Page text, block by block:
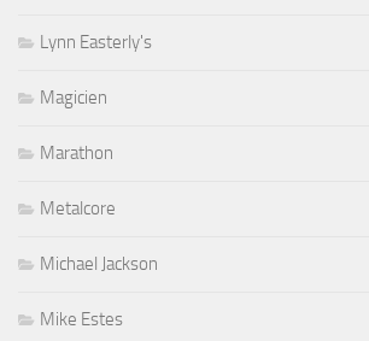
Lynn Easterly's
Magicien
Marathon
Metalcore
Michael Jackson
Mike Estes